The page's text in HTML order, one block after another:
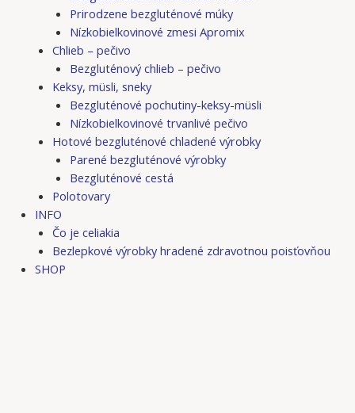
Prirodzene bezgluténové múky
Nízkobielkovinové zmesi Apromix
Chlieb – pečivo
Bezgluténový chlieb – pečivo
Keksy, müsli, sneky
Bezgluténové pochutiny-keksy-müsli
Nízkobielkovinové trvanlivé pečivo
Hotové bezgluténové chladené výrobky
Parené bezgluténové výrobky
Bezgluténové cestá
Polotovary
INFO
Čo je celiakia
Bezlepkové výrobky hradené zdravotnou poisťovňou
SHOP